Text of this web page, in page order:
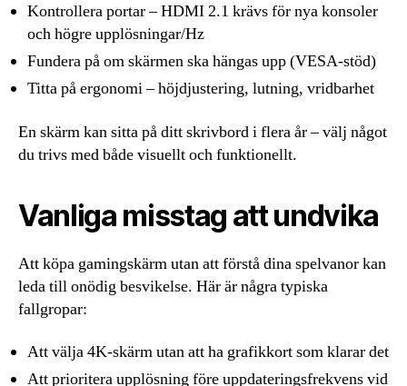
Kontrollera portar – HDMI 2.1 krävs för nya konsoler
och högre upplösningar/Hz
Fundera på om skärmen ska hängas upp (VESA-stöd)
Titta på ergonomi – höjdjustering, lutning, vridbarhet
En skärm kan sitta på ditt skrivbord i flera år – välj något
du trivs med både visuellt och funktionellt.
Vanliga misstag att undvika
Att köpa gamingskärm utan att förstå dina spelvanor kan
leda till onödig besvikelse. Här är några typiska
fallgropar:
Att välja 4K-skärm utan att ha grafikkort som klarar det
Att prioritera upplösning före uppdateringsfrekvens vid